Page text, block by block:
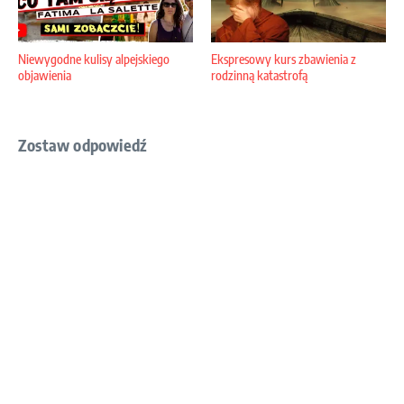
Niewygodne kulisy alpejskiego
objawienia
Ekspresowy kurs zbawienia z
rodzinną katastrofą
Zostaw odpowiedź